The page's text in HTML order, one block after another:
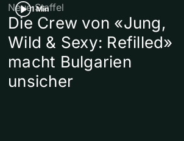
1 Min
Neue Staffel
Die Crew von «Jung,
Wild & Sexy: Refilled»
macht Bulgarien
unsicher